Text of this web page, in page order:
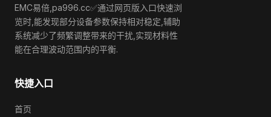
EMC易倍,pa996.cc✅通过网页版入口快速浏
览时,能发现部分设备参数保持相对稳定,辅助
系统减少了频繁调整带来的干扰,实现材料性
能在合理波动范围内的平衡.
快捷入口
首页